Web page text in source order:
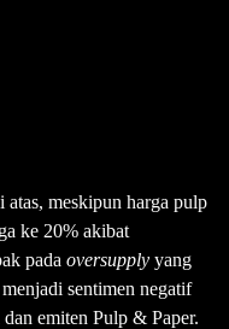
atas, meskipun harga pulp
ke 20% akibat
pada oversupply yang
sentimen negatif
emiten Pulp & Paper.